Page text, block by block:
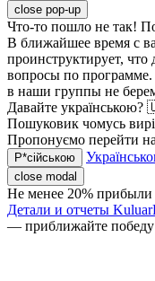
close pop-up
Что-то пошло не так!
В ближайшее время с
проинструктирует, что
вопросы по программе.
в наши группы не
Давайте
Пошуковик чомусь
Пропонуємо перейти
Р*сійською
close modal
Не менее 20%
Детали и отчеты
— приближайте